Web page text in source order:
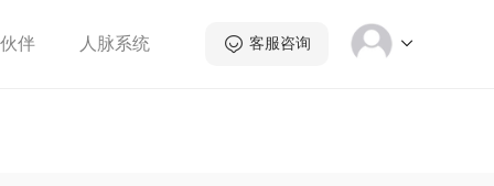
客服咨询
伴 人脉系统